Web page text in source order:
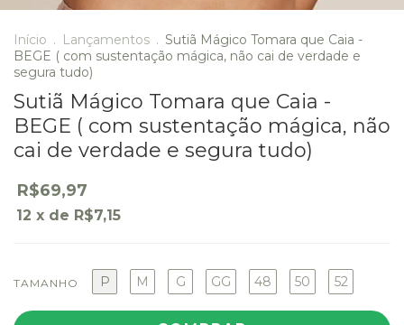
Início . Lançamentos . Sutiã Mágico Tomara que Caia -
BEGE ( com sustentação mágica, não cai de verdade e
segura tudo)
Sutiã Mágico Tomara que Caia -
BEGE ( com sustentação mágica, não
cai de verdade e segura tudo)
R$69,97
12 x de R$7,15
TAMANHO P M G GG 48 50 52